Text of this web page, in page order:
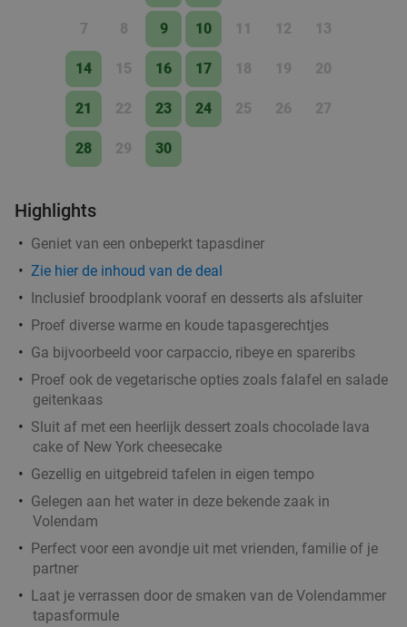
2-gangen keuzelunch bij The Saint Social Club
Do
Vr
The Saint Social Club
18 min.
Verkocht: 795
2 pizzasandwiches of 1 pizza + dessert om af
te halen bij Pizzajò
Pizzajó 9.9
Verkocht: 247 €22
€13 ,50
Burger met friet en een drankje bij Het
Lagerhuys Amsterdam
Vandaag Morgen Wo Do Vr Za
Zo
Het Lagerhuys Amsterdam
Amsterdam 18 min.directions_car
Verkocht: 167
€17,50
7 8 9 10 11 12 13
14 15 16 17 18 19 20
21 22 23 24 25 26 27
28 29 30
Highlights
Geniet van een onbeperkt tapasdiner
Zie hier de inhoud van de deal
Inclusief broodplank vooraf en desserts als afsluiter
Proef diverse warme en koude tapasgerechtjes
Ga bijvoorbeeld voor carpaccio, ribeye en spareribs
Proef ook de vegetarische opties zoals falafel en salade
geitenkaas
Sluit af met een heerlijk dessert zoals chocolade lava
cake of New York cheesecake
Gezellig en uitgebreid tafelen in eigen tempo
Gelegen aan het water in deze bekende zaak in
Volendam
Perfect voor een avondje uit met vrienden, familie of je
partner
Laat je verrassen door de smaken van de Volendammer
tapasformule